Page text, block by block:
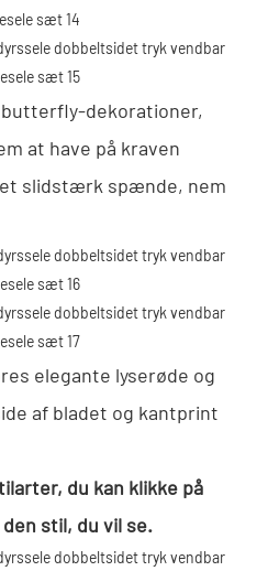
dekorationer,
at have på kraven
slidstærk spænde, nem
elegante lyserøde og
af bladet og kantprint
du kan klikke på
stil, du vil se.